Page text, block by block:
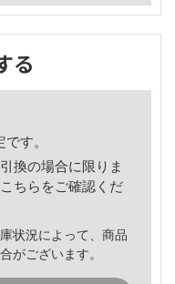
る
す。
換の場合に限りま
こちら をご確認くだ
状況によって、商品
がございます。